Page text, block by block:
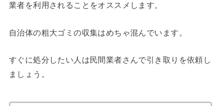
業者を利用されることをオススメします。
自治体の粗大ゴミの収集はめちゃ混んでいます。
すぐに処分したい人は民間業者さんで引き取りを依頼し
ましょう。